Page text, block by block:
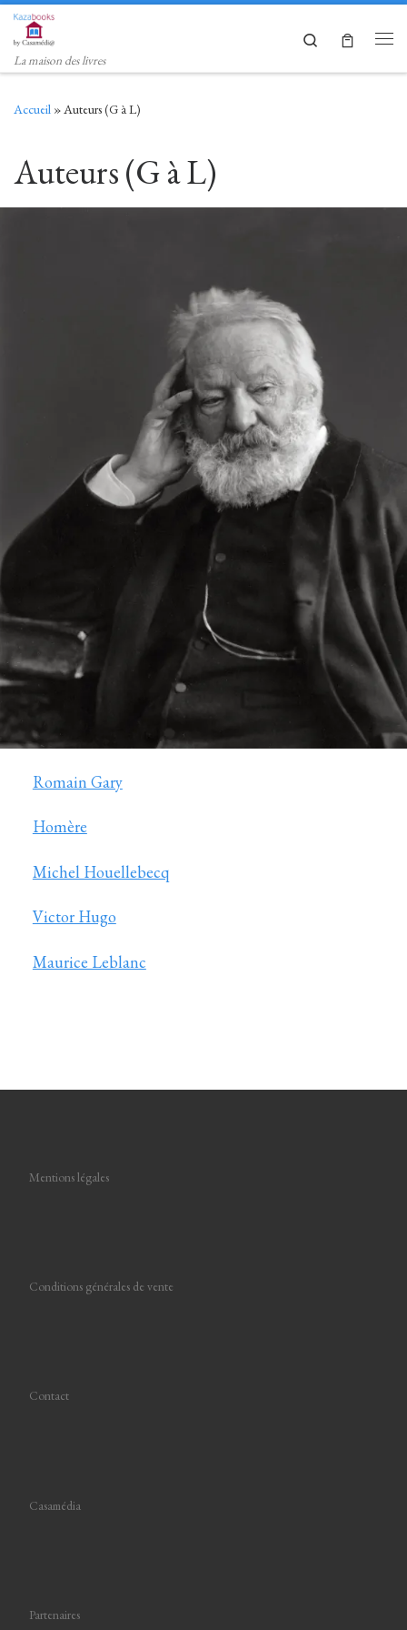
Skip to content
La maison des livres
Search
Accueil »Auteurs (G à L)
Auteurs (G à L)
Romain Gary
Homère
Michel Houellebecq
Victor Hugo
Maurice Leblanc
Mentions légales
Conditions générales de vente
Contact
Casamédia
Partenaires